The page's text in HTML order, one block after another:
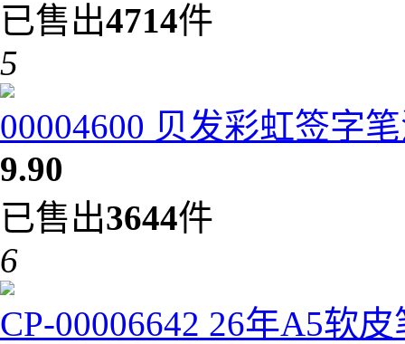
已售出4714件
5
00004600 贝发彩虹签字
9.90
已售出3644件
6
CP-00006642 26年A5软